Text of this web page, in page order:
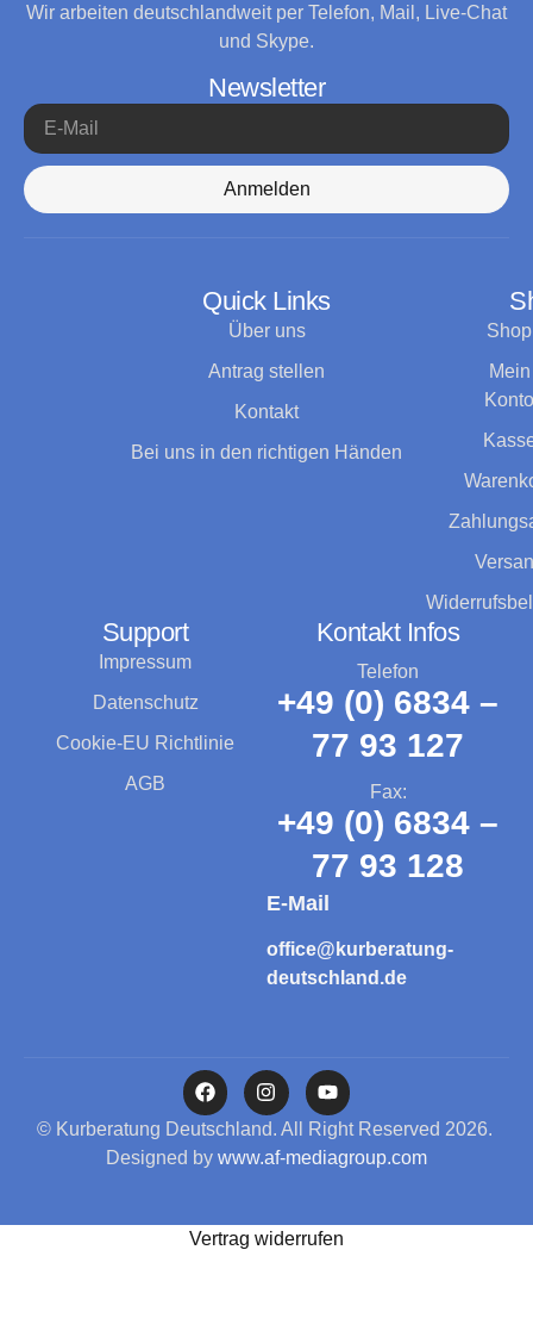
Wir arbeiten deutschlandweit per Telefon, Mail, Live-Chat
und Skype.
Newsletter
Anmelden
Quick Links
Über uns
Antrag stellen
Kontakt
Bei uns in den richtigen Händen
Shop
Mein
Konto
Support
Impressum
Datenschutz
Cookie-EU Richtlinie
AGB
Kontakt Infos
Telefon
+49 (0) 6834 –
77 93 127
Fax:
+49 (0) 6834 –
77 93 128
E-Mail
office@kurberatung-
deutschland.de
© Kurberatung Deutschland. All Right Reserved 2026.
Designed by www.af-mediagroup.com
Vertrag widerrufen